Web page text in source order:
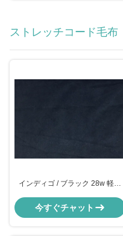
ストレッチコード毛布
インディゴ / ブラック 28w 軽量
デックス布
今すぐチャット